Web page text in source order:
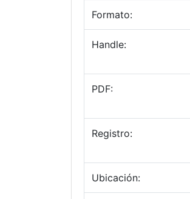
Formato:
Handle:
PDF:
Registro:
Ubicación: